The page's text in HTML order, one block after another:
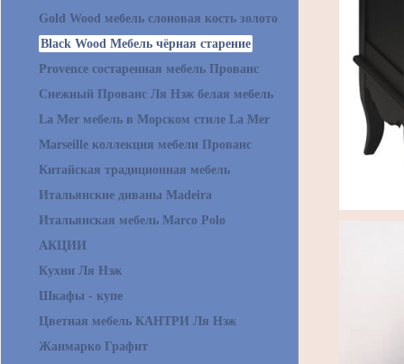
Gold Wood мебель слоновая кость золото
Black Wood Мебель чёрная старение
Provence состаренная мебель Прованс
Снежный Прованс Ля Нэж белая мебель
La Mer мебель в Морском стиле La Mer
Marseille коллекция мебели Прованс
Китайская традиционная мебель
Итальянские диваны Madeira
Итальянская мебель Marco Polo
АКЦИИ
Кухни Ля Нэж
Шкафы - купе
Цветная мебель КАНТРИ Ля Нэж
Жанмарко Графит